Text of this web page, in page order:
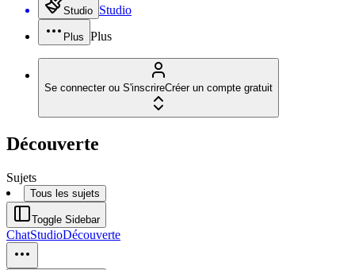
Studio Studio
Plus Plus
Se connecter ou S'inscrireCréer un compte gratuit
Découverte
Sujets
Tous les sujets
Toggle Sidebar
ChatStudioDécouverte